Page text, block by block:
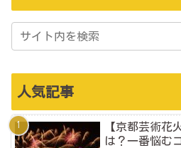
人気記事
【京都芸術花
は？一番悩む